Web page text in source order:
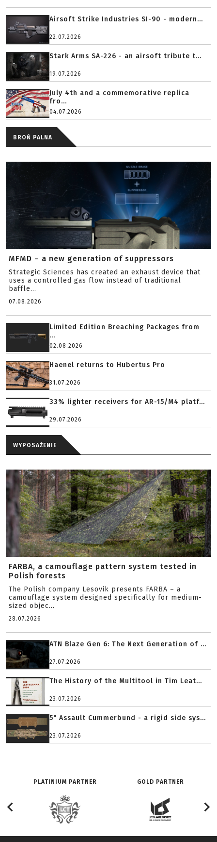
Airsoft Strike Industries SI-90 - modern...
22.07.2026
Stark Arms SA-226 - an airsoft tribute t...
19.07.2026
July 4th and a commemorative replica
fro...
04.07.2026
BROŃ PALNA
MFMD – a new generation of suppressors
Strategic Sciences has created an exhaust device that
uses a controlled gas flow instead of traditional
baffle...
07.08.2026
Limited Edition Breaching Packages from
...
02.08.2026
Haenel returns to Hubertus Pro
31.07.2026
33% lighter receivers for AR-15/M4 platf...
29.07.2026
WYPOSAŻENIE
FARBA, a camouflage pattern system tested in
Polish forests
The Polish company Lesovik presents FARBA – a
camouflage system designed specifically for medium-
sized objec...
28.07.2026
ATN Blaze Gen 6: The Next Generation of ...
27.07.2026
The History of the Multitool in Tim Leat...
23.07.2026
5" Assault Cummerbund - a rigid side sys...
23.07.2026
PLATINIUM PARTNER GOLD PARTNER